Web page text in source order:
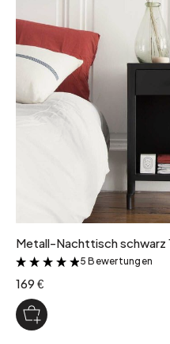
Metall-Nachttisch schwarz
&
5 Bewertungen
169 €